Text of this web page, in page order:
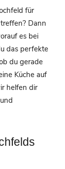
für
Dann
es bei
das perfekte
du gerade
Küche auf
helfen dir